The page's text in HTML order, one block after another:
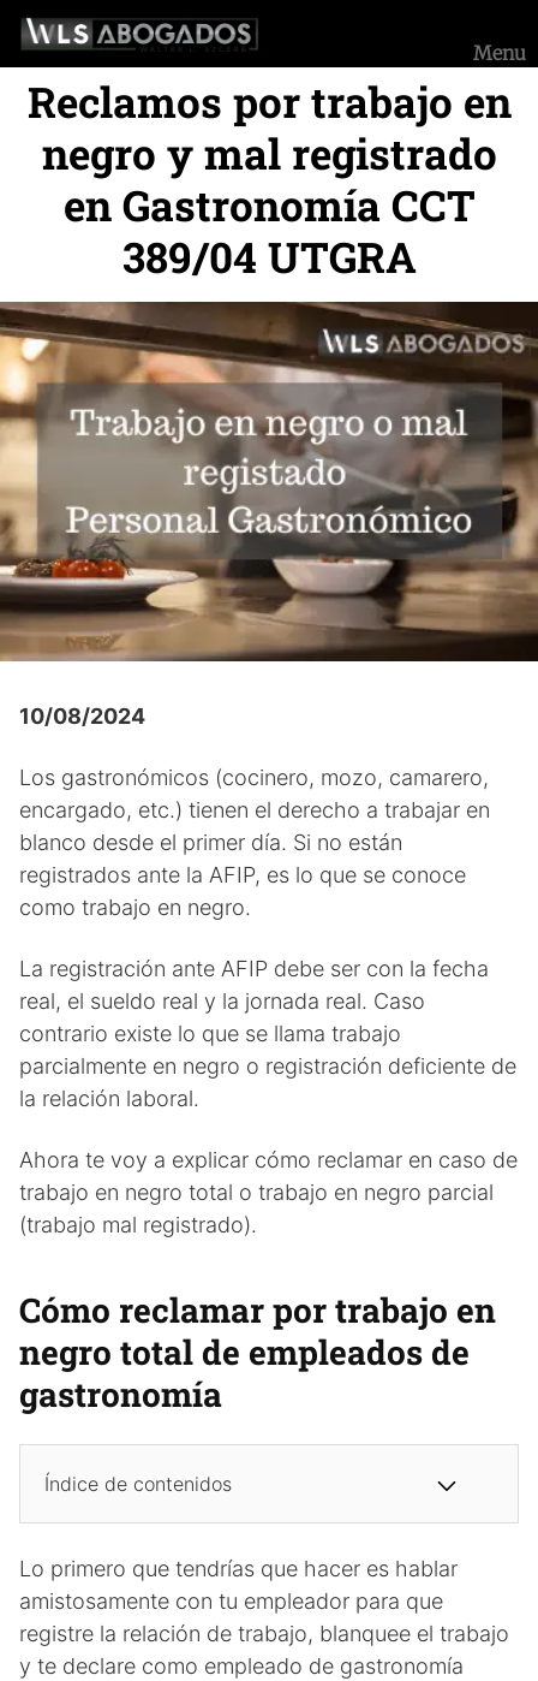
Saltar
contenido
Menu
Reclamos por trabajo en
negro y mal registrado
en Gastronomía CCT
389/04 UTGRA
10/08/2024
Los gastronómicos (cocinero, mozo, camarero,
encargado, etc.) tienen el derecho a trabajar en
blanco desde el primer día. Si no están
registrados ante la AFIP, es lo que se conoce
como trabajo en negro.
La registración ante AFIP debe ser con la fecha
real, el sueldo real y la jornada real. Caso
contrario existe lo que se llama trabajo
parcialmente en negro o registración deficiente de
la relación laboral.
Ahora te voy a explicar cómo reclamar en caso de
trabajo en negro total o trabajo en negro parcial
(trabajo mal registrado).
Cómo reclamar por trabajo en
negro total de empleados de
gastronomía
Índice de contenidos
Lo primero que tendrías que hacer es hablar
amistosamente con tu empleador para que
registre la relación de trabajo, blanquee el trabajo
y te declare como empleado de gastronomía